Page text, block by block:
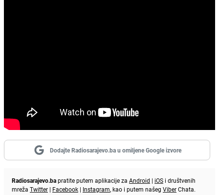
Dodajte Radiosarajevo.ba u omiljene Google izvore
Radiosarajevo.bapratite putem aplikacije za Android | iOS i društvenih
mreža Twitter | Facebook | Instagram, kao i putem našeg ViberChata.